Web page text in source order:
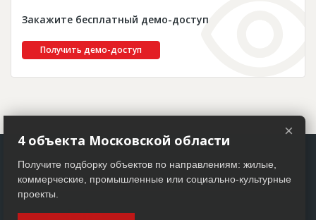
Закажите бесплатный демо-доступ
Получить демо-доступ
×
4 объекта Московской области
Получите подборку объектов по направлениям: жилые,
коммерческие, промышленные или социально-культурные
проекты.